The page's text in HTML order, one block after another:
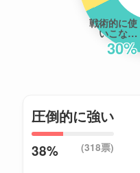
戦術的に使
いこな…
30%
圧倒的に強い
38% (318票)